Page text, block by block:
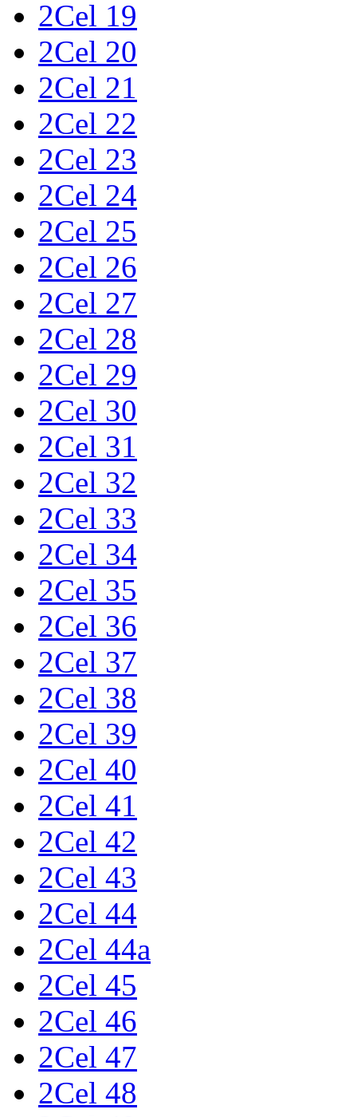
2Cel 19
2Cel 20
2Cel 21
2Cel 22
2Cel 23
2Cel 24
2Cel 25
2Cel 26
2Cel 27
2Cel 28
2Cel 29
2Cel 30
2Cel 31
2Cel 32
2Cel 33
2Cel 34
2Cel 35
2Cel 36
2Cel 37
2Cel 38
2Cel 39
2Cel 40
2Cel 41
2Cel 42
2Cel 43
2Cel 44
2Cel 44a
2Cel 45
2Cel 46
2Cel 47
2Cel 48